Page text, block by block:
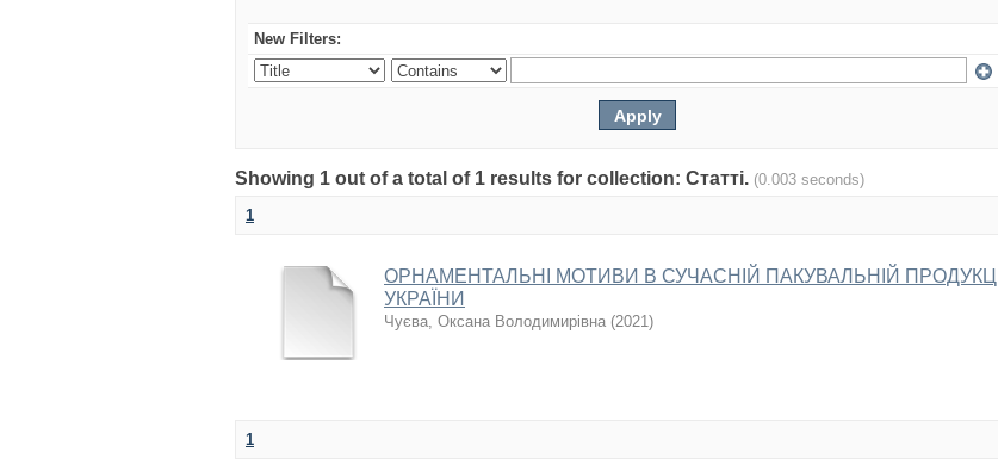
New Filters:
Showing 1 out of a total of 1 results for collection: Статті. (0.003 seconds)
1
ОРНАМЕНТАЛЬНІ МОТИВИ В СУЧАСНІЙ ПАКУВАЛЬНІЙ ПРОДУКЦІЇ
УКРАЇНИ
Чуєва, Оксана Володимирівна (2021)
1